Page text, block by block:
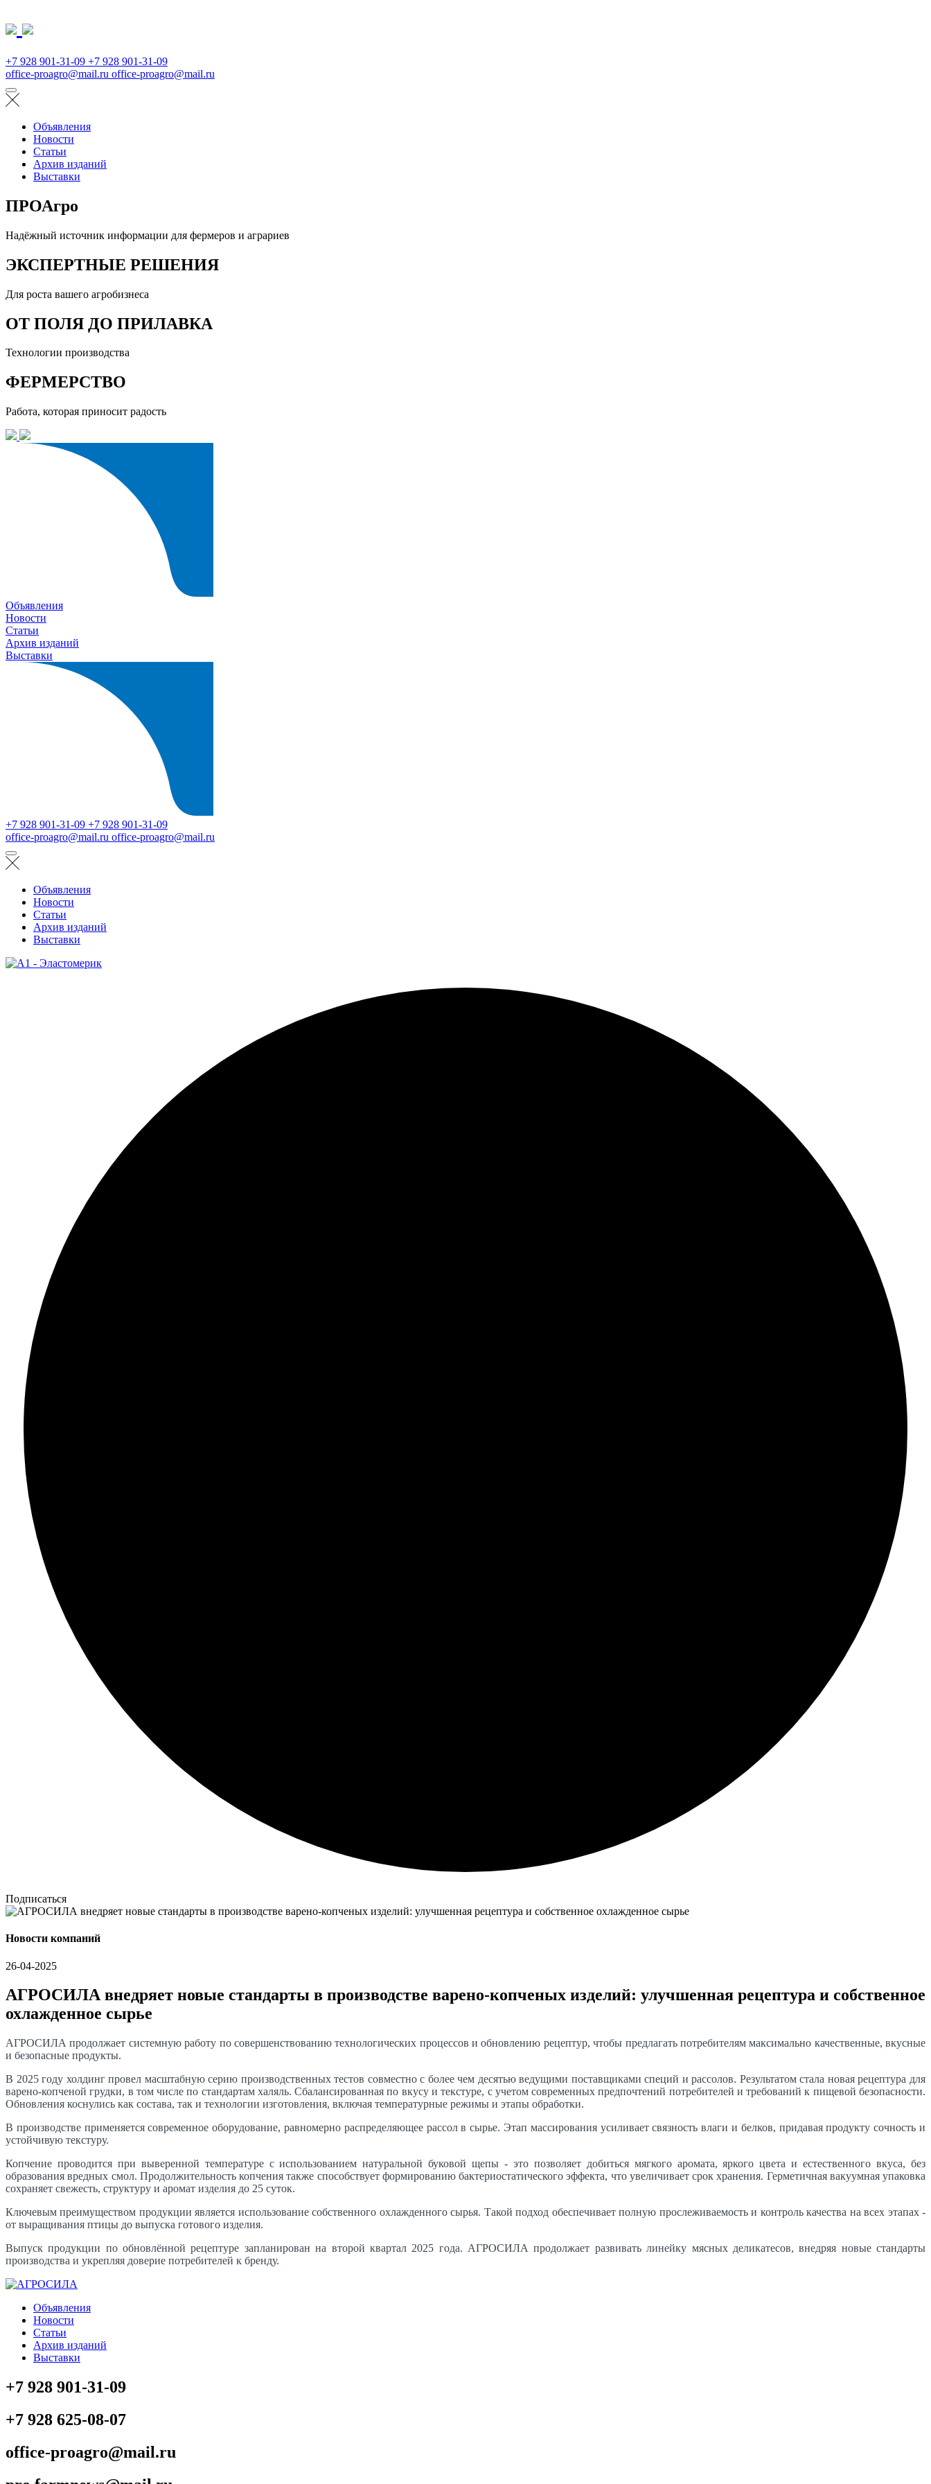
+7 928 901-31-09 +7 928 901-31-09
office-proagro@mail.ru office-proagro@mail.ru
Объявления
Новости
Статьи
Архив изданий
Выставки
ПРОАгро
Надёжный источник информации для фермеров и аграриев
ЭКСПЕРТНЫЕ РЕШЕНИЯ
Для роста вашего агробизнеса
ОТ ПОЛЯ ДО ПРИЛАВКА
Технологии производства
ФЕРМЕРСТВО
Работа, которая приносит радость
Объявления
Новости
Статьи
Архив изданий
Выставки
+7 928 901-31-09 +7 928 901-31-09
office-proagro@mail.ru office-proagro@mail.ru
Объявления
Новости
Статьи
Архив изданий
Выставки
Подписаться
Новости компаний
26-04-2025
АГРОСИЛА внедряет новые стандарты в производстве варено-копченых изделий: улучшенная рецептура и собственное
охлажденное сырье
АГРОСИЛА продолжает системную работу по совершенствованию технологических процессов и обновлению рецептур, чтобы предлагать потребителям максимально качественные, вкусные
и безопасные продукты.
В 2025 году холдинг провел масштабную серию производственных тестов совместно с более чем десятью ведущими поставщиками специй и рассолов. Результатом стала новая рецептура для
варено-копченой грудки, в том числе по стандартам халяль. Сбалансированная по вкусу и текстуре, с учетом современных предпочтений потребителей и требований к пищевой безопасности.
Обновления коснулись как состава, так и технологии изготовления, включая температурные режимы и этапы обработки.
В производстве применяется современное оборудование, равномерно распределяющее рассол в сырье. Этап массирования усиливает связность влаги и белков, придавая продукту сочность и
устойчивую текстуру.
Копчение проводится при выверенной температуре с использованием натуральной буковой щепы - это позволяет добиться мягкого аромата, яркого цвета и естественного вкуса, без
образования вредных смол. Продолжительность копчения также способствует формированию бактериостатического эффекта, что увеличивает срок хранения. Герметичная вакуумная упаковка
сохраняет свежесть, структуру и аромат изделия до 25 суток.
Ключевым преимуществом продукции является использование собственного охлажденного сырья. Такой подход обеспечивает полную прослеживаемость и контроль качества на всех этапах -
от выращивания птицы до выпуска готового изделия.
Выпуск продукции по обновлённой рецептуре запланирован на второй квартал 2025 года. АГРОСИЛА продолжает развивать линейку мясных деликатесов, внедряя новые стандарты
производства и укрепляя доверие потребителей к бренду.
Объявления
Новости
Статьи
Архив изданий
Выставки
+7 928 901-31-09
+7 928 625-08-07
office-proagro@mail.ru